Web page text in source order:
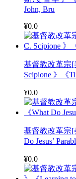
John, Bru
¥0.0
基督教改革宗[
Scipione 》《
¥0.0
基督教改革宗[
Do Jesus’
¥0.0